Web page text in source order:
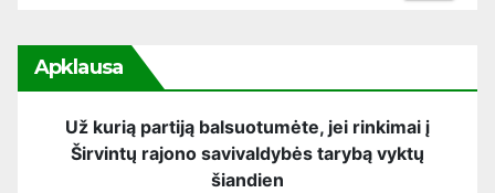
Apklausa
Už kurią partiją balsuotumėte, jei rinkimai į
Širvintų rajono savivaldybės tarybą vyktų
šiandien